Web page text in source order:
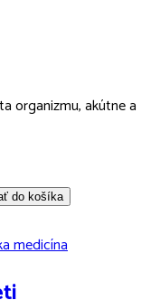
organizmu, akútne a